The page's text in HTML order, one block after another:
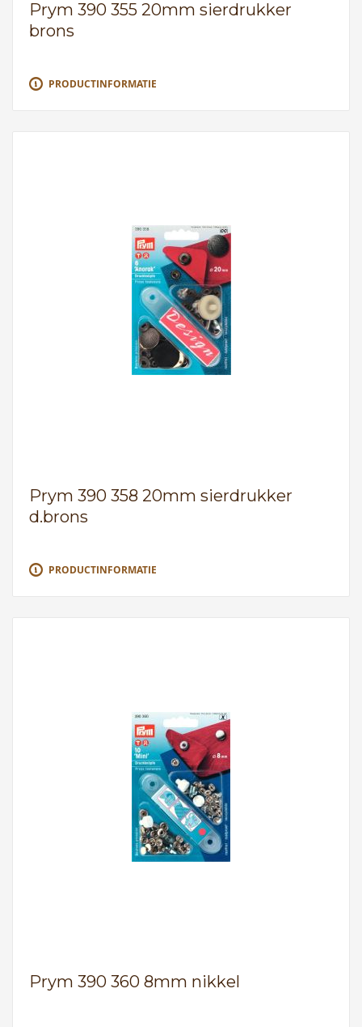
Prym 390 355 20mm sierdrukker
brons
PRODUCTINFORMATIE
Prym 390 358 20mm sierdrukker
d.brons
PRODUCTINFORMATIE
Prym 390 360 8mm nikkel